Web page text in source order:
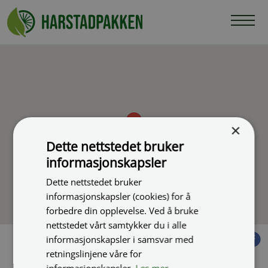
Hopp
til
innhold
×
Dette nettstedet bruker
informasjonskapsler
Dette nettstedet bruker
informasjonskapsler (cookies) for å
forbedre din opplevelse. Ved å bruke
nettstedet vårt samtykker du i alle
informasjonskapsler i samsvar med
retningslinjene våre for